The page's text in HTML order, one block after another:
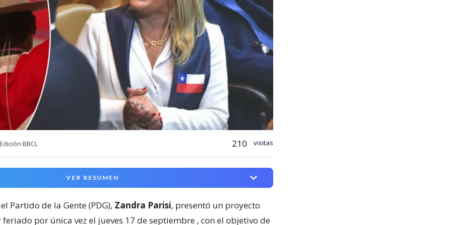
BBCL 210 visitas
VER RESUMEN
Partido de la Gente (PDG), Zandra Parisi, presentó un proyecto
por única vez el jueves 17 de septiembre , con el objetivo de